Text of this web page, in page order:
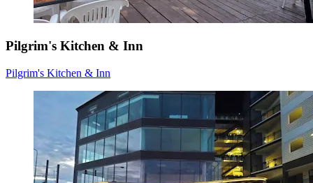
Pilgrim's Kitchen & Inn
Pilgrim's Kitchen & Inn